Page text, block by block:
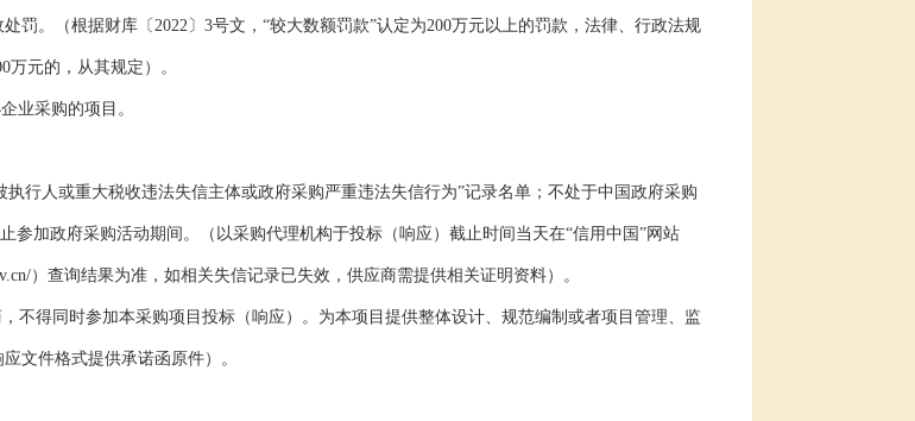
罚。（根据财库〔 2022 〕 3号文，“较大数额罚款”认定为200万元以上的罚款，法律、行政法规
万元的，从其规定）。
业采购的项目。
执行人或重大税收违法失信主体或政府采购严重违法失信行为”记录名单；不处于中国政府采购
参加政府采购活动期间。（以采购代理机构于投标（响应）截止时间当天在“信用中国”网站
）查询结果为准，如相关失信记录已失效，供应商需提供相关证明资料）。
不得同时参加本采购项目投标（响应）。为本项目提供整体设计、规范编制或者项目管理、监
文件格式提供承诺函原件）。